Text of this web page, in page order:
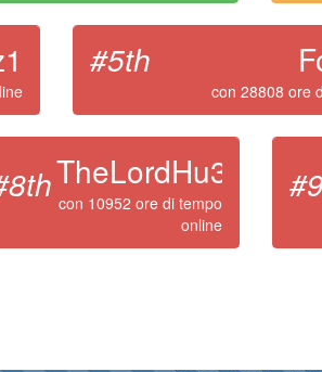
#5th
con 28808 ore
TheLordHu3
con 10952 ore di tempo
online